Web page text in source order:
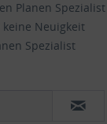
Planen Spezialist
Neuigkeit
Spezialist